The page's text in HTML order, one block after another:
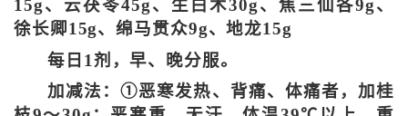
15g、云茯苓45g、生白术30g、焦三仙各9g、
徐长卿15g、绵马贯众9g、地龙15g
每日1剂，早、晚分服。
加减法：①恶寒发热、背痛、体痛者，加桂